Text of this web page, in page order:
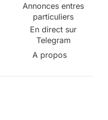
Annonces entres
particuliers
En direct sur
Telegram
A propos